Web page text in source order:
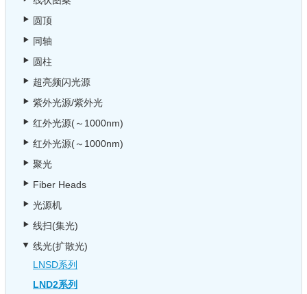
圆顶
同轴
圆柱
超亮频闪光源
紫外光源/紫外光
红外光源(～1000nm)
红外光源(～1000nm)
聚光
Fiber Heads
光源机
线扫(集光)
线光(扩散光)
LNSD系列
LND2系列